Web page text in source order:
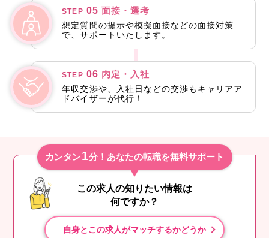
STEP 05 面接・選考
想定質問の提示や模擬面接などの面接対策
で、サポートいたします。
STEP 06 内定・入社
年収交渉や、入社日などの交渉もキャリアア
ドバイザーが代行！
カンタン1分！あなたの転職を無料サポート
この求人の知りたい情報は
何ですか？
自身とこの求人がマッチするかどうか